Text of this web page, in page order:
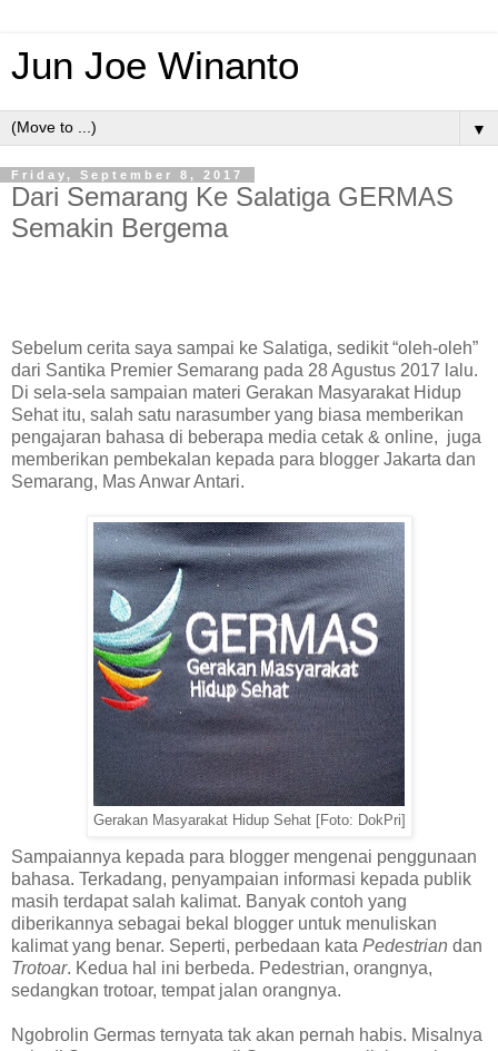
Jun Joe Winanto
▼
Friday, September 8, 2017
Dari Semarang Ke Salatiga GERMAS
Semakin Bergema
Sebelum cerita saya sampai ke Salatiga, sedikit “oleh-oleh”
dari Santika Premier Semarang pada 28 Agustus 2017 lalu.
Di sela-sela sampaian materi Gerakan Masyarakat Hidup
Sehat itu, salah satu narasumber yang biasa memberikan
pengajaran bahasa di beberapa media cetak & online, juga
memberikan pembekalan kepada para blogger Jakarta dan
Semarang, Mas Anwar Antari.
Gerakan Masyarakat Hidup Sehat [Foto: DokPri]
Sampaiannya kepada para blogger mengenai penggunaan
bahasa. Terkadang, penyampaian informasi kepada publik
masih terdapat salah kalimat. Banyak contoh yang
diberikannya sebagai bekal blogger untuk menuliskan
kalimat yang benar. Seperti, perbedaan kata Pedestrian dan
Trotoar. Kedua hal ini berbeda. Pedestrian, orangnya,
sedangkan trotoar, tempat jalan orangnya.
Ngobrolin Germas ternyata tak akan pernah habis. Misalnya